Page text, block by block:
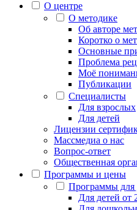
О центре
О методике
Об авторе
Коротко о
Основные
Проблема
Моё
Публикации
Специалисты
Для взрослых
Для детей
Лицензии
Массмедиа о нас
Вопрос-ответ
Общественная
Программы и цены
Программы для
Для детей от